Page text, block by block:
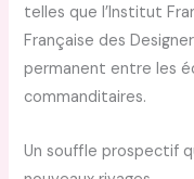
telles que l’Institut
Française des
permanent entre les
commanditaires.
Un souffle prospectif